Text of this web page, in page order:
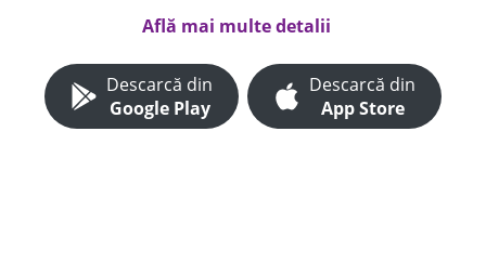
Află mai multe detalii
Descarcă din
Google Play
Descarcă din
App Store